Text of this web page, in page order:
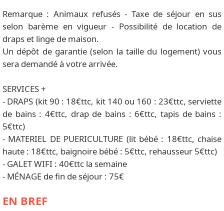
Remarque : Animaux refusés - Taxe de séjour en sus
selon barème en vigueur - Possibilité de location de
draps et linge de maison.
Un dépôt de garantie (selon la taille du logement) vous
sera demandé à votre arrivée.
SERVICES +
- DRAPS (kit 90 : 18€ttc, kit 140 ou 160 : 23€ttc, serviette
de bains : 4€ttc, drap de bains : 6€ttc, tapis de bains :
5€ttc)
- MATERIEL DE PUERICULTURE (lit bébé : 18€ttc, chaise
haute : 18€ttc, baignoire bébé : 5€ttc, rehausseur 5€ttc)
- GALET WIFI : 40€ttc la semaine
- MÉNAGE de fin de séjour : 75€
EN BREF